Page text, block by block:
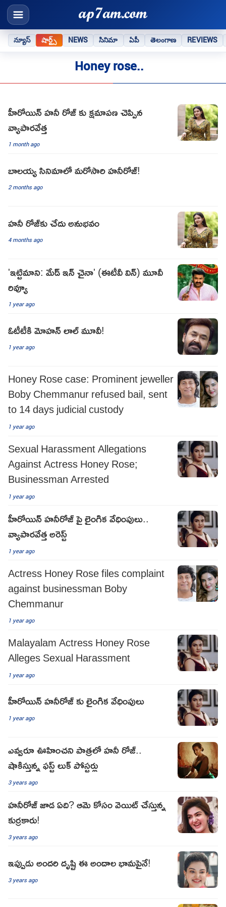
న్యూస్ షార్ట్స్ NEWS సినిమా ఏపీ తెలంగాణ REVIEWS
Honey rose..
హీరోయిన్ హనీ రోజ్ కు క్షమాపణ చెప్పిన
వ్యాపారవేత్త
1 month ago
బాలయ్య సినిమాలో మరోసారి హనీరోజ్!
2 months ago
హనీ రోజ్‌కు చేదు అనుభవం
4 months ago
'ఇట్టిమాని: మేడ్ ఇన్ చైనా' (ఈటీవీ విన్) మూవీ
రివ్యూ
1 year ago
ఓటీటీకి మోహన్ లాల్ మూవీ!
1 year ago
Honey Rose case: Prominent jeweller
Boby Chemmanur refused bail, sent
to 14 days judicial custody
1 year ago
Sexual Harassment Allegations
Against Actress Honey Rose;
Businessman Arrested
1 year ago
హీరోయిన్ హనీరోజ్ పై లైంగిక వేధింపులు..
వ్యాపారవేత్త అరెస్ట్
1 year ago
Actress Honey Rose files complaint
against businessman Boby
Chemmanur
1 year ago
Malayalam Actress Honey Rose
Alleges Sexual Harassment
1 year ago
హీరోయిన్ హనీరోజ్ కు లైంగిక వేధింపులు
1 year ago
ఎవ్వరూ ఊహించని పాత్రలో హనీ రోజ్​..
షాకిస్తున్న ఫస్ట్ లుక్ పోస్టర్లు
3 years ago
హనీరోజ్ జాడ ఏది? ఆమె కోసం వెయిట్ చేస్తున్న
కుర్రకారు!
3 years ago
ఇప్పుడు అందరి దృష్టి ఈ అందాల భామపైనే!
3 years ago